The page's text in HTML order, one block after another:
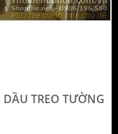
TREO TƯỜNG